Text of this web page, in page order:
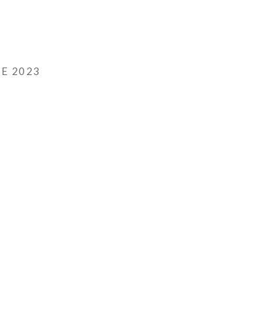
2023